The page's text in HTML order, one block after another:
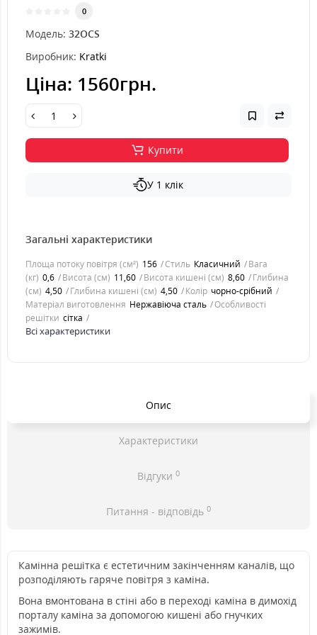
0
Модель: 32OCS
Виробник: Kratki
Ціна: 1560грн.
Купити
У 1 клік
Загальні характеристики
Площа потоку повітря (см²) 156 Стиль Класичний
Вага
(кг) 0,6 Висота (см) 11,60 Висота кишені (см) 8,60
Глибина
(см) 4,50 Глибина кишені (см) 4,50 Колір чорно-срібний
Матеріал виготовлення Нержавіюча сталь
Особливості
решітки сітка
Всі характеристики
Опис
Характеристики
Відгуки 0
Питання - відповідь 0
Камінна решітка є естетичним закінченням каналів, що
розподіляють гаряче повітря з каміна.
Вона вмонтована в стіні або в переході каміна в димохід
порталу каміна за допомогою кишені або гнучких
зажимів.